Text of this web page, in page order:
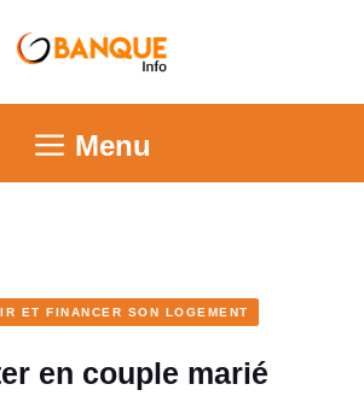
Menu
ET FINANCER SON LOGEMENT
en couple marié